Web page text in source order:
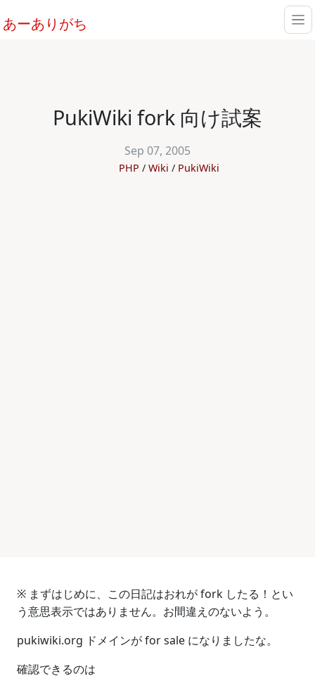
あーありがち
PukiWiki fork 向け試案
Sep 07, 2005
PHP Wiki PukiWiki
※ まずはじめに、この日記はおれが fork したる！とい
う意思表示ではありません。お間違えのないよう。
pukiwiki.org ドメインが for sale になりましたな。
確認できるのは